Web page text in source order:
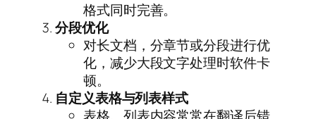
格式同时完善。
分段优化
对长文档，分章节或分段进行优
化，减少大段文字处理时软件卡
顿。
自定义表格与列表样式
表格、列表内容常常在翻译后错